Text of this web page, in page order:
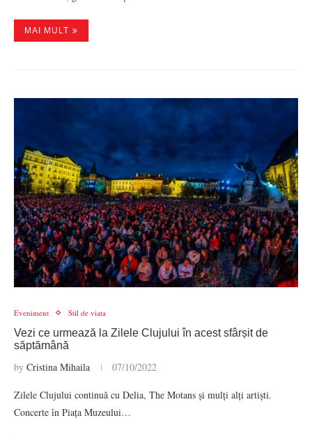
MAI MULT
Eveniment Stil de viata
Vezi ce urmează la Zilele Clujului în acest sfârșit de
săptămână
by Cristina Mihaila 07/10/2022
Zilele Clujului continuă cu Delia, The Motans și mulți alți artiști.
Concerte în Piața Muzeului…